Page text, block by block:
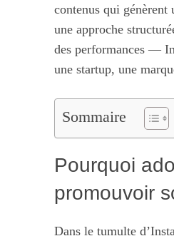
contenus qui
une approche
des performances —
une startup, une
Sommaire
Pourquoi
promouvoir
Dans le tumulte